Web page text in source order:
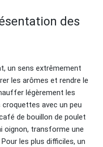
des
un sens extrêmement
les arômes et rendre le
légèrement les
avec un peu
café de bouillon de poulet
oignon, transforme une
les plus difficiles, un